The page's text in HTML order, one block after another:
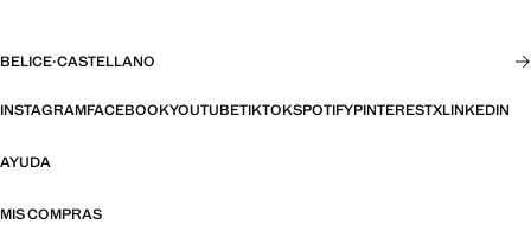
BELICE·CASTELLANO
INSTAGRAMFACEBOOKYOUTUBETIKTOKSPOTIFYPINTERESTXLINKEDIN
AYUDA
MIS COMPRAS